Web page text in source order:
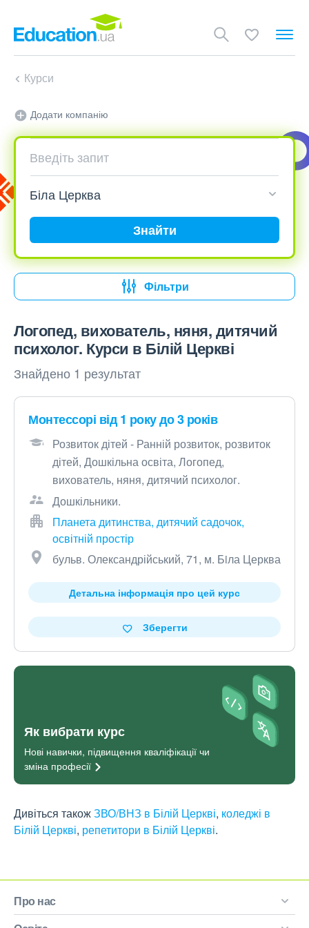
Курси
Додати компанію
Знайти
Фільтри
Логопед, вихователь, няня, дитячий
психолог. Курси в Білій Церкві
Знайдено 1 результат
Монтессорі від 1 року до 3 років
Розвиток дітей - Ранній розвиток, розвиток
дітей, Дошкільна освіта, Логопед,
вихователь, няня, дитячий психолог.
Дошкільники.
Планета дитинства, дитячий садочок,
освітній простір
бульв. Олександрійський, 71, м. Бiла Церква
Детальна інформація про цей курс
Зберегти
Як вибрати курс
Нові навички, підвищення кваліфікації чи
зміна професії
Дивіться такожЗВО/ВНЗ в Білій Церкві, коледжі в
Білій Церкві, репетитори в Білій Церкві.
Про нас